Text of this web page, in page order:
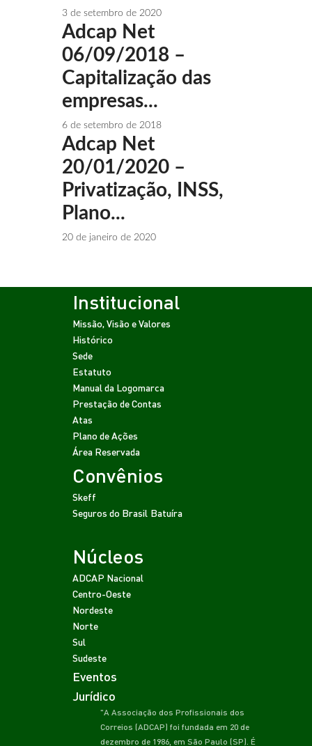
3 de setembro de 2020
Adcap Net
06/09/2018 –
Capitalização das
empresas...
6 de setembro de 2018
Adcap Net
20/01/2020 –
Privatização, INSS,
Plano...
20 de janeiro de 2020
Institucional
Missão, Visão e Valores
Histórico
Sede
Estatuto
Manual da Logomarca
Prestação de Contas
Atas
Plano de Ações
Área Reservada
Convênios
Skeff
Seguros do Brasil Batuíra
Núcleos
ADCAP Nacional
Centro-Oeste
Nordeste
Norte
Sul
Sudeste
Eventos
Jurídico
"A Associação dos Profissionais dos
Correios (ADCAP) foi fundada em 20 de
dezembro de 1986, em São Paulo (SP). É